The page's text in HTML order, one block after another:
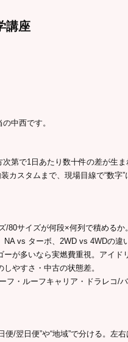
講座
中西です。
第で1日あたり数十件の差が生
カスタムまで、現場目線で“数字”
/80サイズが何段×何列で積めるか
vs ターボ、2WD vs 4WDの違
が多いなら実燃費重視。アイド
やすさ・中古の状態差。
フ・ルーフキャリア・ドラレコ/バ
/翌日便”や“地域”で分ける。左